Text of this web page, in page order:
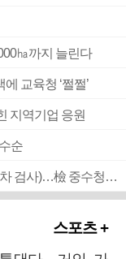
㏊까지 늘린다
교육청 ‘쩔쩔’
지역기업 응원
순
■ 검사 신분 버리고 직급하향(10년 이하 저연차 검사)…檢 중수청행 기피
스포츠 +